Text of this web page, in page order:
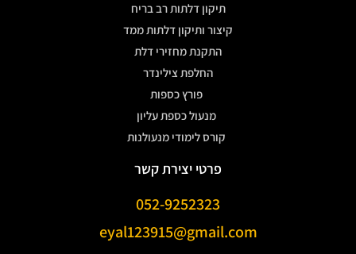
תיקון דלתות רב בריח
קיצור ותיקון דלתות ממד
התקנת מחזירי דלת
החלפת צילינדר
פורץ כספות
מנעול כספת עליון
קורס לימודי מנעולנות
פרטי יצירת קשר
052-9252323
eyal123915@gmail.com